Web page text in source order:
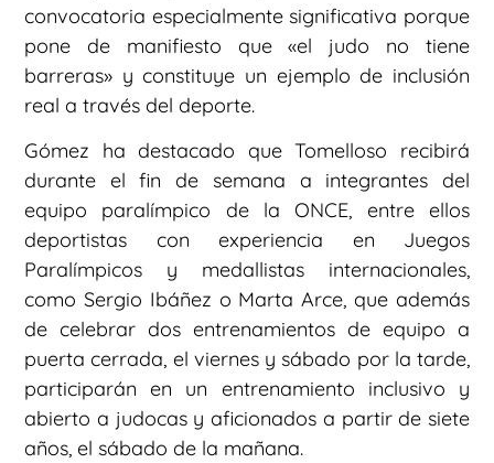
convocatoria especialmente significativa porque
pone de manifiesto que «el judo no tiene
barreras» y constituye un ejemplo de inclusión
real a través del deporte.
Gómez ha destacado que Tomelloso recibirá
durante el fin de semana a integrantes del
equipo paralímpico de la ONCE, entre ellos
deportistas con experiencia en Juegos
Paralímpicos y medallistas internacionales,
como Sergio Ibáñez o Marta Arce, que además
de celebrar dos entrenamientos de equipo a
puerta cerrada, el viernes y sábado por la tarde,
participarán en un entrenamiento inclusivo y
abierto a judocas y aficionados a partir de siete
años, el sábado de la mañana.